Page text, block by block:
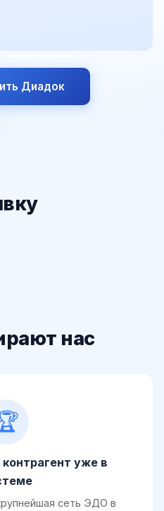
Диадок
нас
уже в
сеть ЭДО в